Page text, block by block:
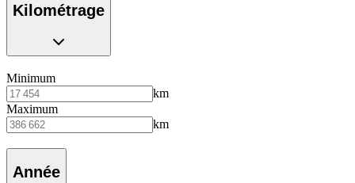
Kilométrage
Minimum
km
Maximum
km
Année